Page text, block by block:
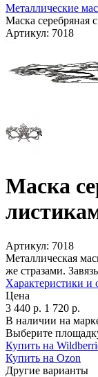
Металлические
Маска серебряная
Артикул: 7018
Маска
Артикул: 7018
Металлическая
же стразами.
Характеристики и
Цена
3 440 р. 1 720 р.
В наличии на
Выберите
Купить на
Купить на Ozon
Другие варианты